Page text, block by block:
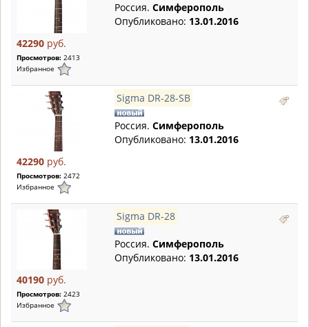
42290 руб.
Просмотров: 2413
Избранное
Россия. Симферополь
Опубликовано: 13.01.2016
42290 руб.
Просмотров: 2472
Избранное
Sigma DR-28-SB
Россия. Симферополь
Опубликовано: 13.01.2016
40190 руб.
Просмотров: 2423
Избранное
Sigma DR-28
Россия. Симферополь
Опубликовано: 13.01.2016